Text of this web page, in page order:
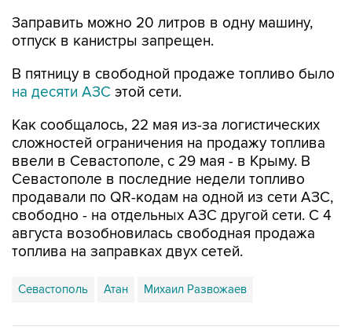
Заправить можно 20 литров в одну машину,
отпуск в канистры запрещен.
В пятницу в свободной продаже топливо было
на десяти АЗС этой сети.
Как сообщалось, 22 мая из-за логистических
сложностей ограничения на продажу топлива
ввели в Севастополе, с 29 мая - в Крыму. В
Севастополе в последние недели топливо
продавали по QR-кодам на одной из сети АЗС,
свободно - на отдельных АЗС другой сети. С 4
августа возобновилась свободная продажа
топлива на заправках двух сетей.
Севастополь Атан Михаил Развожаев